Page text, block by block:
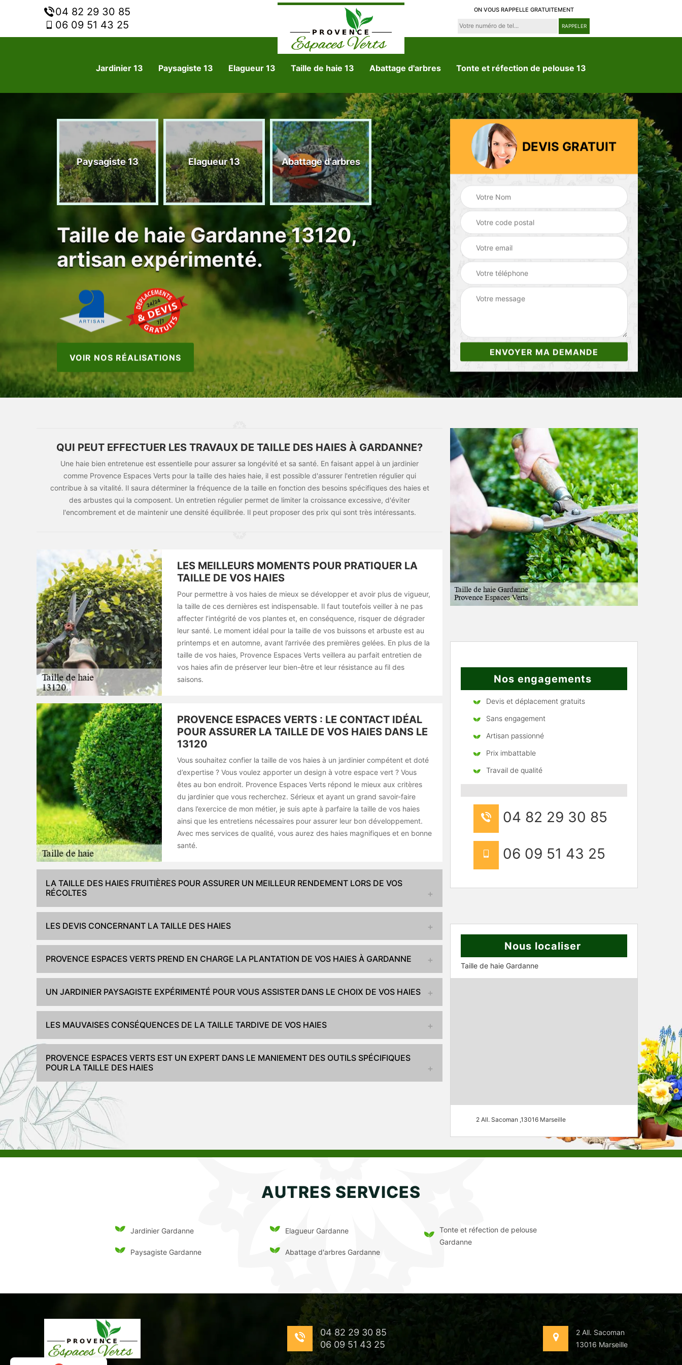
04 82 29 30 85
06 09 51 43 25
ON VOUS RAPPELLE GRATUITEMENT
Jardinier 13 Paysagiste 13 Elagueur 13 Taille de haie 13 Abattage d'arbres Tonte et réfection de pelouse 13
Paysagiste 13 Elagueur 13 Abattage d'arbres
Tonte et réfection
de pelouse 13
Jardinier 13 Paysagiste 13
Taille de haie Gardanne 13120,
artisan expérimenté.
VOIR NOS RÉALISATIONS
DEVIS GRATUIT
QUI PEUT EFFECTUER LES TRAVAUX DE TAILLE DES HAIES À GARDANNE?
Une haie bien entretenue est essentielle pour assurer sa longévité et sa santé. En faisant appel à un jardinier
comme Provence Espaces Verts pour la taille des haies haie, il est possible d'assurer l'entretien régulier qui
contribue à sa vitalité. Il saura déterminer la fréquence de la taille en fonction des besoins spécifiques des haies et
des arbustes qui la composent. Un entretien régulier permet de limiter la croissance excessive, d'éviter
l'encombrement et de maintenir une densité équilibrée. Il peut proposer des prix qui sont très intéressants.
LES MEILLEURS MOMENTS POUR PRATIQUER LA
TAILLE DE VOS HAIES
Pour permettre à vos haies de mieux se développer et avoir plus de vigueur,
la taille de ces dernières est indispensable. Il faut toutefois veiller à ne pas
affecter l’intégrité de vos plantes et, en conséquence, risquer de dégrader
leur santé. Le moment idéal pour la taille de vos buissons et arbuste est au
printemps et en automne, avant l’arrivée des premières gelées. En plus de la
taille de vos haies, Provence Espaces Verts veillera au parfait entretien de
vos haies afin de préserver leur bien-être et leur résistance au fil des
saisons.
PROVENCE ESPACES VERTS : LE CONTACT IDÉAL
POUR ASSURER LA TAILLE DE VOS HAIES DANS LE
13120
Vous souhaitez confier la taille de vos haies à un jardinier compétent et doté
d’expertise ? Vous voulez apporter un design à votre espace vert ? Vous
êtes au bon endroit. Provence Espaces Verts répond le mieux aux critères
du jardinier que vous recherchez. Sérieux et ayant un grand savoir-faire
dans l’exercice de mon métier, je suis apte à parfaire la taille de vos haies
ainsi que les entretiens nécessaires pour assurer leur bon développement.
Avec mes services de qualité, vous aurez des haies magnifiques et en bonne
santé.
LA TAILLE DES HAIES FRUITIÈRES POUR ASSURER UN MEILLEUR RENDEMENT LORS DE VOS
RÉCOLTES
LES DEVIS CONCERNANT LA TAILLE DES HAIES
PROVENCE ESPACES VERTS PREND EN CHARGE LA PLANTATION DE VOS HAIES À GARDANNE
UN JARDINIER PAYSAGISTE EXPÉRIMENTÉ POUR VOUS ASSISTER DANS LE CHOIX DE VOS HAIES
LES MAUVAISES CONSÉQUENCES DE LA TAILLE TARDIVE DE VOS HAIES
PROVENCE ESPACES VERTS EST UN EXPERT DANS LE MANIEMENT DES OUTILS SPÉCIFIQUES
POUR LA TAILLE DES HAIES
Nos engagements
Devis et déplacement gratuits
Sans engagement
Artisan passionné
Prix imbattable
Travail de qualité
04 82 29 30 85
06 09 51 43 25
Nous localiser
Taille de haie Gardanne
2 All. Sacoman ,13016 Marseille
AUTRES SERVICES
Jardinier Gardanne
Paysagiste Gardanne
Elagueur Gardanne
Abattage d'arbres Gardanne
Tonte et réfection de pelouse
Gardanne
04 82 29 30 85
06 09 51 43 25
2 All. Sacoman
13016 Marseille